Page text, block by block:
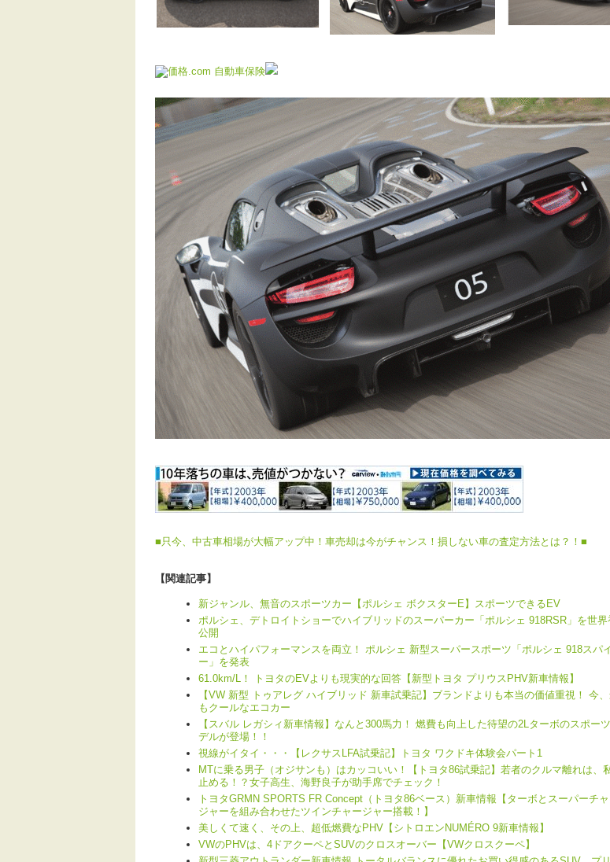
■ 只今、中古車相場が大幅アップ中！車売却は今がチャンス！損しない車の査定方法とは？！■
【関連記事】
新ジャンル、無音のスポーツカー【ポルシェ ボクスターE】スポーツできるEV
ポルシェ、デトロイトショーでハイブリッドのスーパーカー「ポルシェ 918RSR」を世界
公開
エコとハイパフォーマンスを両立！ ポルシェ 新型スーパースポーツ「ポルシェ 918スパ
ー」を発表
61.0km/L！ トヨタのEVよりも現実的な回答【新型トヨタ プリウスPHV新車情報】
【VW 新型 トゥアレグ ハイブリッド 新車試乗記】ブランドよりも本当の価値重視！ 今
もクールなエコカー
【スバル レガシィ新車情報】なんと300馬力！ 燃費も向上した待望の2Lターボのスポー
デルが登場！！
視線がイタイ・・・【レクサスLFA試乗記】トヨタ ワクドキ体験会パート1
MTに乗る男子（オジサンも）はカッコいい！【トヨタ86試乗記】若者のクルマ離れは、
止める！？女子高生、海野良子が助手席でチェック！
トヨタGRMN SPORTS FR Concept（トヨタ86ベース）新車情報【ターボとスーパーチ
ジャーを組み合わせたツインチャージャー搭載！】
美しくて速く、その上、超低燃費なPHV【シトロエンNUMÉRO 9新車情報】
VWのPHVは、4ドアクーペとSUVのクロスオーバー【VWクロスクーペ】